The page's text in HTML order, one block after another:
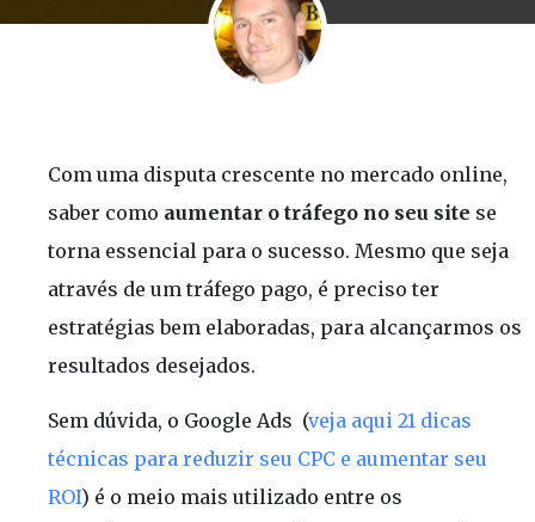
Com uma disputa crescente no mercado online,
saber como aumentar o tráfego no seu site se
torna essencial para o sucesso. Mesmo que seja
através de um tráfego pago, é preciso ter
estratégias bem elaboradas, para alcançarmos os
resultados desejados.
Sem dúvida, o Google Ads (veja aqui 21 dicas
técnicas para reduzir seu CPC e aumentar seu
ROI) é o meio mais utilizado entre os